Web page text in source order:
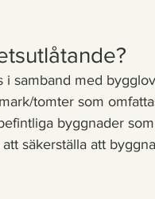
samband med
tomter som
byggnader
säkerställa att